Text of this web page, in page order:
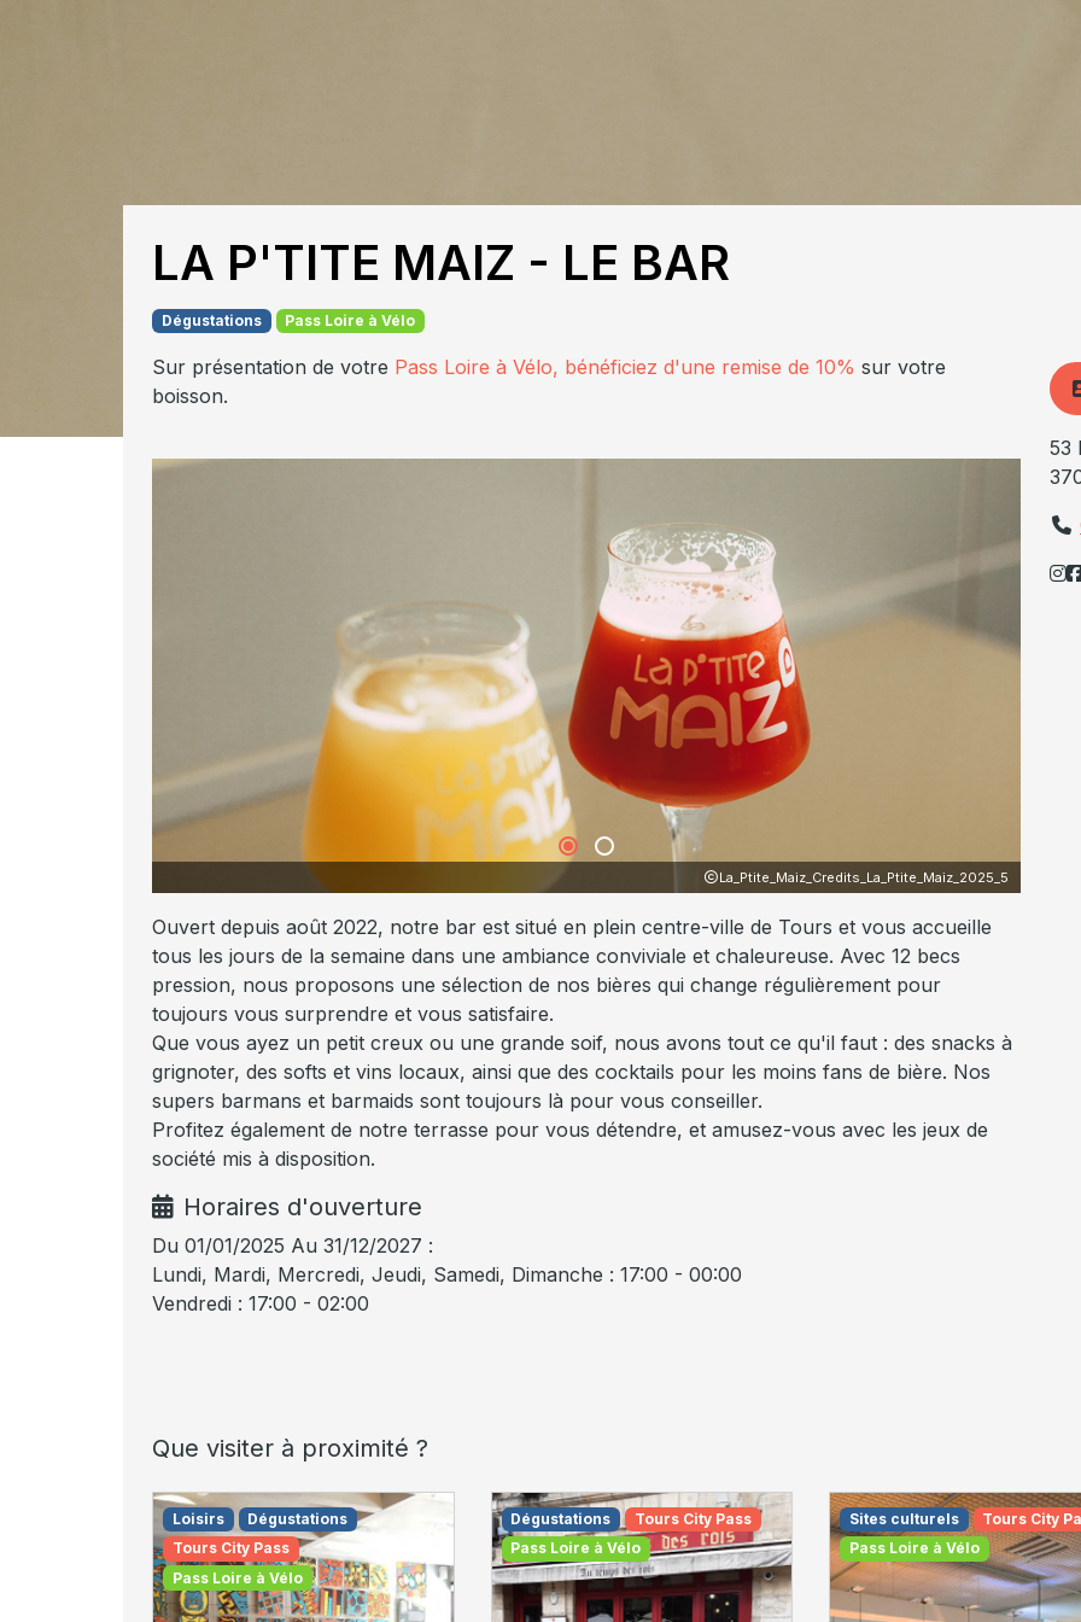
LA P'TITE MAIZ - LE BAR
Dégustations Pass Loire à Vélo
Sur présentation de votre Pass Loire à Vélo, bénéficiez d'une remise de 10% sur votre
boisson.
La_Ptite_Maiz_Credits_La_Ptite_Maiz_2025_10
Ouvert depuis août 2022, notre bar est situé en plein centre-ville de Tours et vous accueille
tous les jours de la semaine dans une ambiance conviviale et chaleureuse. Avec 12 becs
pression, nous proposons une sélection de nos bières qui change régulièrement pour
toujours vous surprendre et vous satisfaire.
Que vous ayez un petit creux ou une grande soif, nous avons tout ce qu'il faut : des snacks à
grignoter, des softs et vins locaux, ainsi que des cocktails pour les moins fans de bière. Nos
supers barmans et barmaids sont toujours là pour vous conseiller.
Profitez également de notre terrasse pour vous détendre, et amusez-vous avec les jeux de
société mis à disposition.
Horaires d'ouverture
Du 01/01/2025 Au 31/12/2027 :
Lundi, Mardi, Mercredi, Jeudi, Samedi, Dimanche : 17:00 - 00:00
Vendredi : 17:00 - 02:00
53
Que visiter à proximité ?
Loisirs
Dégustations
Tours City Pass
Pass Loire à Vélo
Dégustations
Tours City Pass
Pass Loire à Vélo
Sites culturels
Tours City
Pass Loire à Vélo